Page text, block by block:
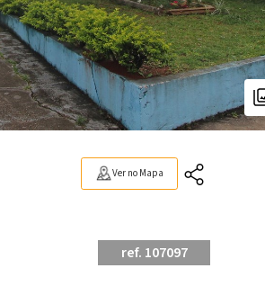
Ver no Mapa
ref. 107097